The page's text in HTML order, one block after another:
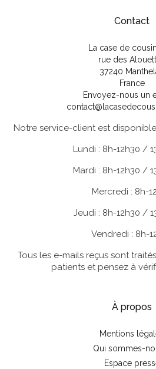
Contact
La case de
rue des
37240
France
Envoyez-nous un
Notre service-client est
Lundi : 8h-12h30 /
Mardi : 8h-12h30 /
Mercredi : 8h-
Jeudi : 8h-12h30 /
Vendredi : 8h-
Tous les e-mails reçus sont
patients et pensez à
À propos
Mentions
Qui sommes-
Espace